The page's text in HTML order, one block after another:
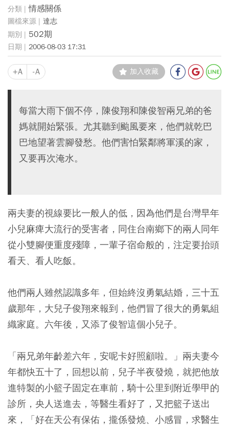
情感關係
達志
502期
2006-08-03 17:31
+A -A 加入收藏
每當大雨下個不停，陳俊翔和陳俊智兩兄弟的爸
媽就開始緊張。尤其聽到颱風要來，他們就乾巴
巴地望著雲腳發愁。他們害怕緊鄰將軍溪的家，
又要再次淹水。
兩夫妻的視線要比一般人的低，因為他們是台灣早年
小兒麻痺大流行的受害者，同住台南鄉下的兩人同年
從小雙腳便重度殘障，一輩子宿命般的，注定要抬頭
看天、看人吃飯。
他們兩人雖然認識多年，但始終沒勇氣結婚，三十五
歲那年，大兒子俊翔來報到，他們冒了很大的勇氣組
織家庭。六年後，又添了俊智這個小兒子。
「兩兄弟年齡差六年，安呢卡好照顧啦。」兩夫妻今
年都快五十了，回想以前，兒子半夜發燒，就把他放
進特製的小籃子固定在車前，騎十公里到附近學甲的
診所，央人送進去，等醫生看好了，又把籃子送出
來，「好在天公有保佑，攏係發燒、小感冒，求醫生